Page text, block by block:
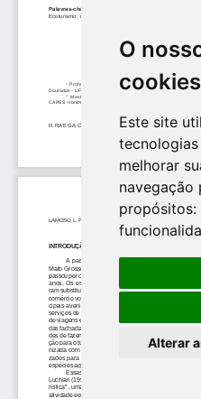
O
cookies
Este site
melhorar
navegação
propósitos:
Alterar